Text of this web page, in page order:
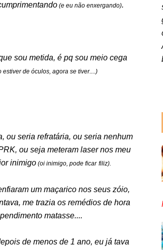
(e eu não enxergando).
sou metida, é pq sou meio cega
de óculos, agora se tiver....)
ou seria refratária, ou seria nenhum
ou seja meteram laser nos meu
inimigo(oi inimigo, pode ficar filiz).
um maçarico nos seus zóio,
me trazia os remédios de hora
matasse....
de menos de 1 ano, eu já tava